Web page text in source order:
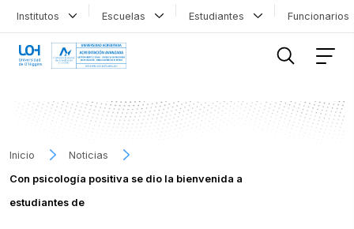
Institutos Escuelas Estudiantes
Inicio
Noticias
Con psicología positiva se dio la bienvenida a
estudiantes de